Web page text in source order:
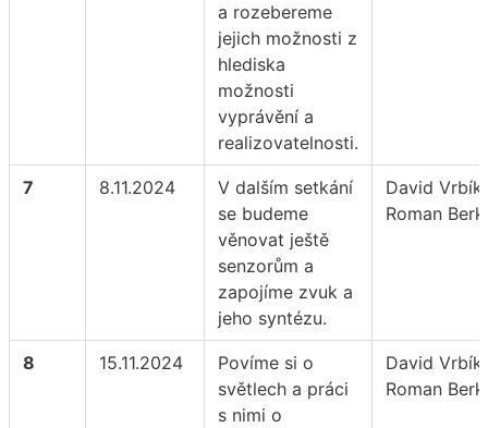
a rozebereme
jejich možnosti z
hlediska
možnosti
vyprávění a
realizovatelnosti.
7 8.11.2024
V dalším setkání
se budeme
věnovat ještě
senzorům a
zapojíme zvuk a
jeho syntézu.
David Vrbík,
Roman
8 15.11.2024
Povíme si o
světlech a práci
s nimi o
David Vrbík,
Roman